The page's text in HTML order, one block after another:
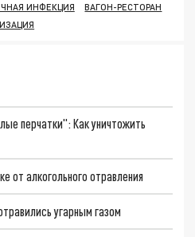
ИНФЕКЦИЯ
ВАГОН-РЕСТОРАН
перчатки": Как уничтожить
от алкогольного отравления
угарным газом